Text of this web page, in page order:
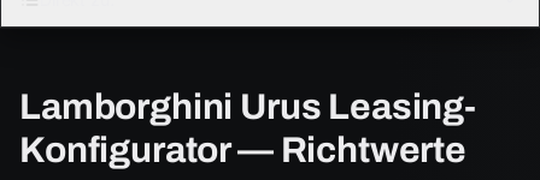
Lamborghini Urus Leasing-
Konfigurator — Richtwerte
URUS
4.0 V8 Biturbo
ab € 2.250 ab € 2.850